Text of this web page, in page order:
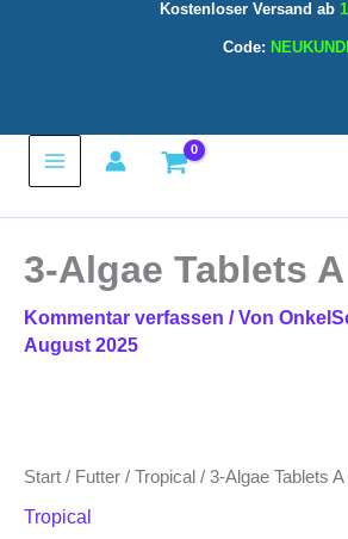
Kostenloser Versand ab
Code:
Main
3-Algae Tablets
Kommentar verfassen / Von
August 2025
Start / Futter / Tropical / 3-Algae Tablets
Tropical
A
ml)